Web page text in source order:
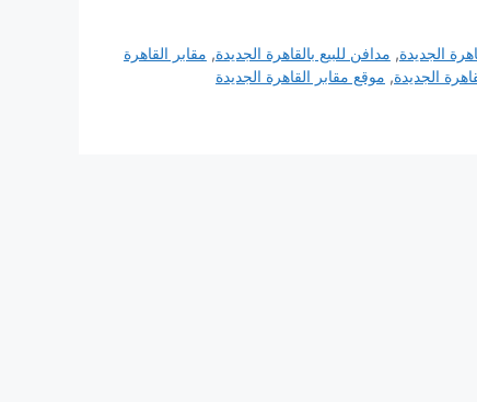
الجديدة, مدافن للبيع بالقاهرة الجديدة, مقابر القاهرة
الجديدة, موقع مقابر القاهرة الجديدة